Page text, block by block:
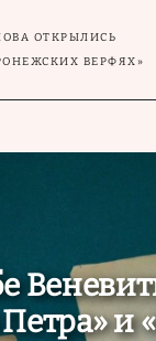
ОТКРЫЛИСЬ
ВЕРФЯХ»
и